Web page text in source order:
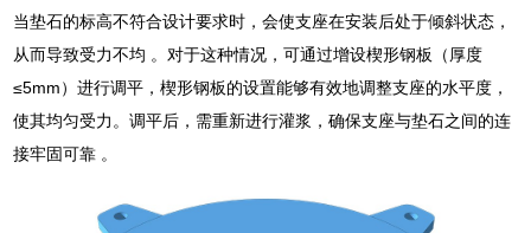
当垫石的标高不符合设计要求时，会使支座在安装后处于倾斜状态，
从而导致受力不均 。对于这种情况，可通过增设楔形钢板（厚度
≤5mm）进行调平，楔形钢板的设置能够有效地调整支座的水平度，
使其均匀受力。调平后，需重新进行灌浆，确保支座与垫石之间的连
接牢固可靠 。